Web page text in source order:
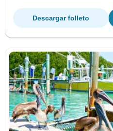
Descargar folleto